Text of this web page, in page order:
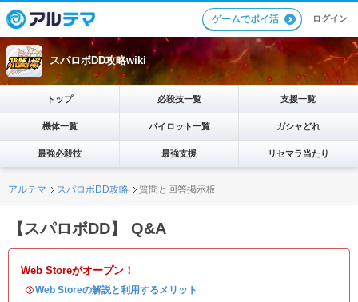
ゲームでポイ活 ログイン
スパロボDD攻略wiki
トップ 必殺技一覧 支援一覧
機体一覧 パイロット一覧 ガシャどれ
最強必殺技 最強支援 リセマラ当たり
アルテマ スパロボDD攻略 質問と回答掲示板
【スパロボDD】 Q&A
Web Storeがオープン！
・Web Storeの解説と利用するメリット